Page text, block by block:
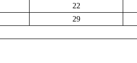
22
29